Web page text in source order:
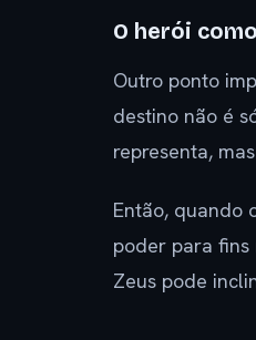
O herói
Outro ponto
destino não é
representa,
Então, quando
poder para fins
Zeus pode